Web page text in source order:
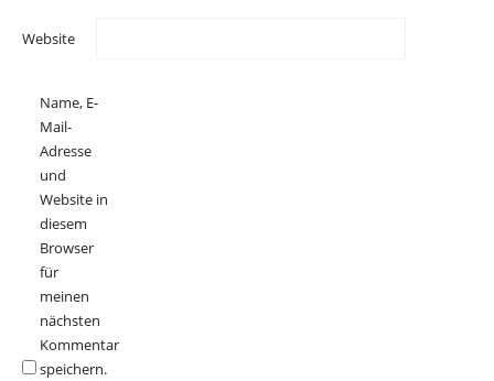
Website
Name, E-
Mail-
Adresse
und
Website in
diesem
Browser
für
meinen
nächsten
Kommentar
speichern.